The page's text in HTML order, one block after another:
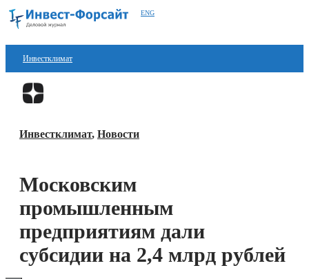
ENG
Инвестклимат
Финансы
Блокчейн
Книги
Инвестклимат, Новости
Московским
промышленным
предприятиям дали
субсидии на 2,4 млрд рублей